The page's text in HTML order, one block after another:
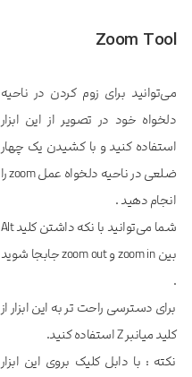
Zoom Tool
می‌توانید برای زوم کردن در ناحیه
دلخواه خود در تصویر از این ابزار
استفاده کنید و با کشیدن یک چهار
ضلعی در ناحیه دلخواه عمل zoom را
انجام دهید .
شما می‌توانید با نکه داشتن کلید Alt
بین zoom in و zoom out جابجا شوید
.
برای دسترسی راحت تر به این ابزار از
کلید میانبر Z استفاده کنید.
نکته : با دابل کلیک بروی این ابزار